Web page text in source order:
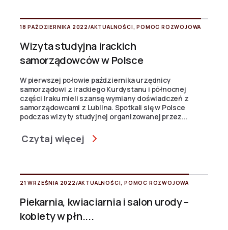
18 PAŹDZIERNIKA 2022 /AKTUALNOŚCI ,POMOC ROZWOJOWA
Wizyta studyjna irackich
samorządowców w Polsce
W pierwszej połowie października urzędnicy
samorządowi z irackiego Kurdystanu i północnej
części Iraku mieli szansę wymiany doświadczeń z
samorządowcami z Lublina. Spotkali się w Polsce
podczas wizyty studyjnej organizowanej przez...
Czytaj więcej
21 WRZEŚNIA 2022 /AKTUALNOŚCI,POMOC ROZWOJOWA
Piekarnia, kwiaciarnia i salon urody –
kobiety w płn....